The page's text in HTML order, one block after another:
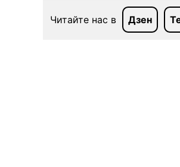
Читайте нас в Дзен